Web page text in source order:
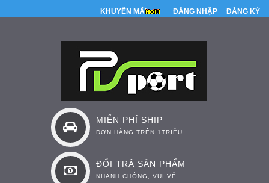
KHUYẾN MÃI ĐĂNG NHẬP ĐĂNG KÝ
MIỄN PHÍ SHIP
ĐƠN HÀNG TRÊN 1TRIỆU
ĐỔI TRẢ SẢN PHẨM
NHANH CHÓNG, VUI VẺ